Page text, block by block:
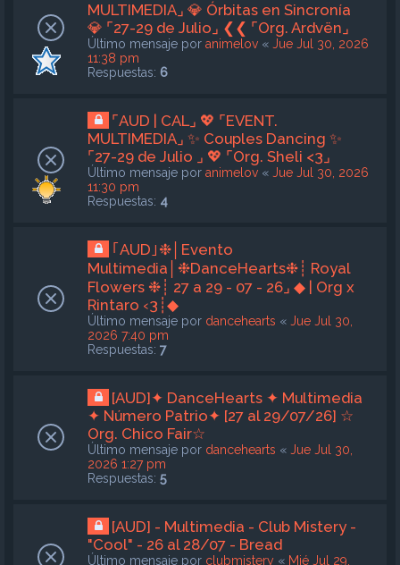
MULTIMEDIA⌟ 💎 Órbitas en Sincronía
💎 ⌜27-29 de Julio⌟ ❮❮ ⌜Org. Ardvën⌟
Último mensaje por animelov « Jue Jul 30, 2026
11:38 pm
Respuestas: 6
⌜AUD | CAL⌟ 💖 ⌜EVENT.
MULTIMEDIA⌟ ✨ Couples Dancing ✨
⌜27-29 de Julio ⌟ 💖 ⌜Org. Sheli <3⌟
Último mensaje por animelov « Jue Jul 30, 2026
11:30 pm
Respuestas: 4
｢AUD｣❉│Evento
Multimedia│❉DanceHearts❉┊ Royal
Flowers ❉┊ 27 a 29 - 07 - 26⌟ ◆ | Org x
Rintaro ‹3┊◆
Último mensaje por dancehearts « Jue Jul 30,
2026 7:40 pm
Respuestas: 7
[AUD]✦ DanceHearts ✦ Multimedia
✦ Número Patrio✦ [27 al 29/07/26] ☆
Org. Chico Fair☆
Último mensaje por dancehearts « Jue Jul 30,
2026 1:27 pm
Respuestas: 5
[AUD] - Multimedia - Club Mistery -
"Cool" - 26 al 28/07 - Bread
Último mensaje por clubmistery « Mié Jul 29,